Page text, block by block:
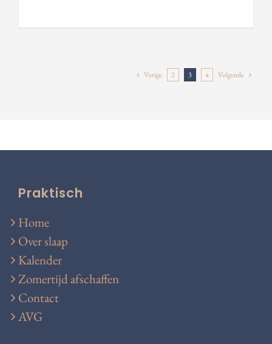
Vorige 2 3 4 Volgende
Praktisch
Home
Over slaap
Kalender
Zomertijd afschaffen
Contact
AVG